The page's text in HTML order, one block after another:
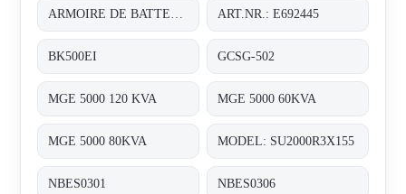
ART.NR.: E692445
BK500EI GCSG-502
MGE 5000 120 KVA MGE 5000 60KVA
MGE 5000 80KVA MODEL: SU2000R3X155
NBES0301 NBES0306